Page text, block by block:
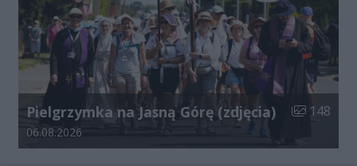
Pielgrzymka na Jasną Górę (zdjęcia) Liczba
148
Data dodania galerii:
06.08.2026